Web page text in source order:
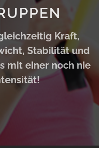
Kraft,
Stabilität und
mit einer noch nie